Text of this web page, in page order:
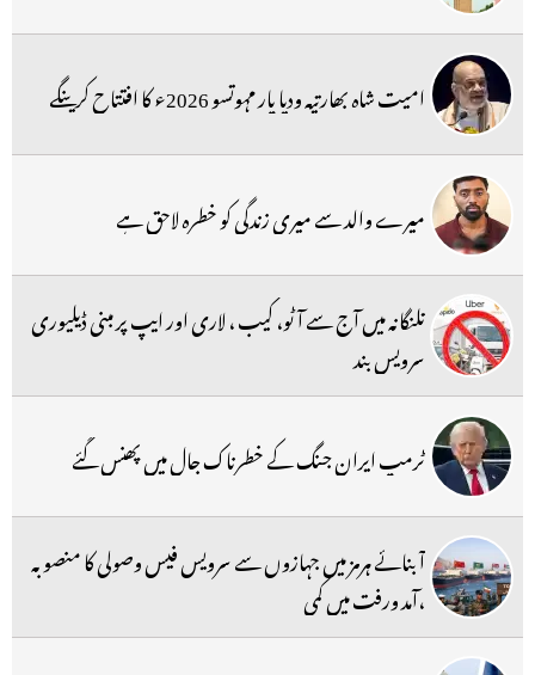
امیت شاہ بھارتیہ ودیا پار مہوتسو 2026ء کا افتتاح کرینگے
میرے والد سے میری زندگی کو خطرہ لاحق ہے
تلنگانہ میں آج سے آٹو، کیب ، لاری اور ایپ پر مبنی ڈیلیوری
سرویس بند
ٹرمپ ایران جنگ کے خطرناک جال میں پھنس گئے
آبنائے ہرمز میں جہازوں سے سرویس فیس وصولی کا منصوبہ
،آمد ورفت میں کمی